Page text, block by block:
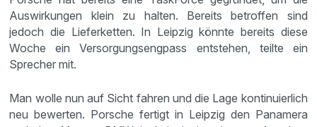
Auswirkungen klein zu halten. Bereits betroffen sind
jedoch die Lieferketten. In Leipzig könnte bereits diese
Woche ein Versorgungsengpass entstehen, teilte ein
Sprecher mit.
Man wolle nun auf Sicht fahren und die Lage kontinuierlich
neu bewerten. Porsche fertigt in Leipzig den Panamera